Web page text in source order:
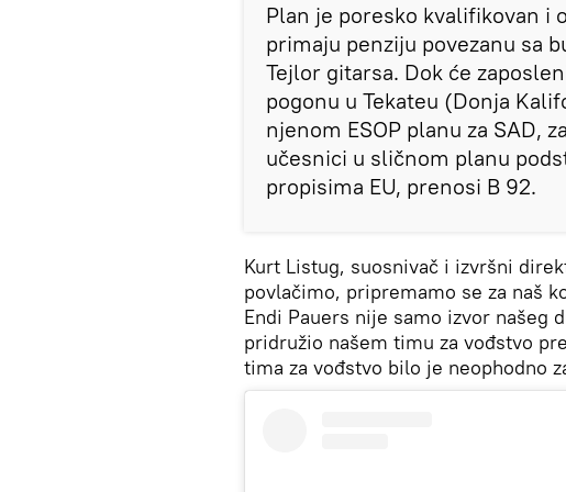
Plan je poresko kvalifikovan i
primaju penziju povezanu sa
Tejlor gitarsa. Dok će
pogonu u Tekateu (Donja
njenom ESOP planu za SAD,
učesnici u sličnom planu
propisima EU, prenosi B 92.
Kurt Listug, suosnivač i izvršni
povlačimo, pripremamo se za naš
Endi Pauers nije samo izvor našeg
pridružio našem timu za vođstvo
tima za vođstvo bilo je neophodno